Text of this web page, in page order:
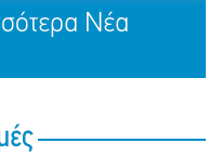
ΤΩΡΑ
Νέα